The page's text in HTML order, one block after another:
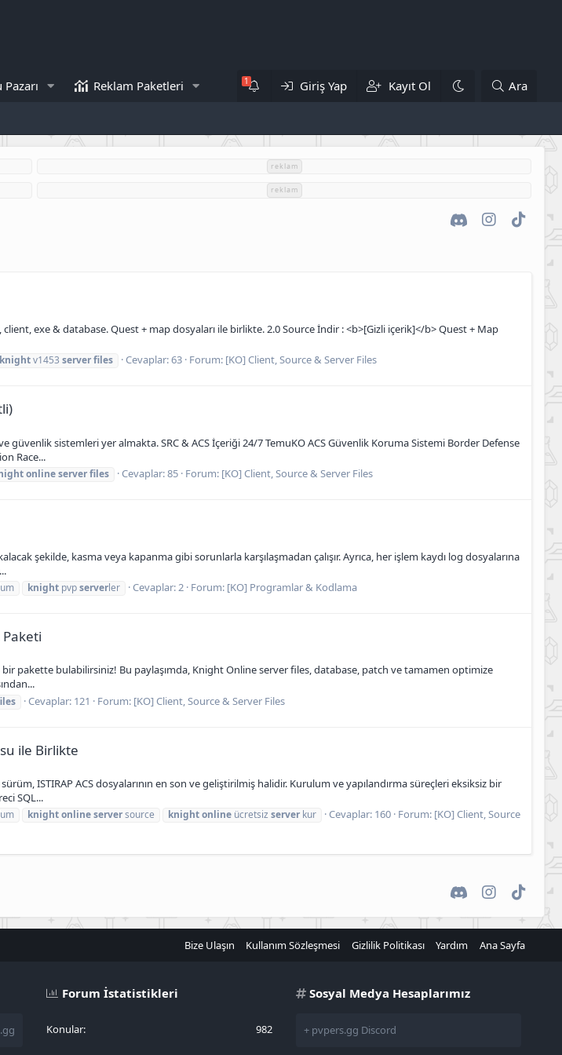
Reklam Paketleri Giriş Yap Kayıt Ol Ara
reklam
reklam
DiscordInstagram
TikTok
exe & database. Quest + map dosyaları ile birlikte. 2.0 Source İndir : <b>[Gizli içerik]</b> Quest + Map
knightv1453 serverfiles Cevaplar: 63 Forum: [KO] Client, Source & Server Files
sistemleri yer almakta. SRC & ACS İçeriği 24/7 TemuKO ACS Güvenlik Koruma Sistemi Border Defense
Race...
onlineserverfiles Cevaplar: 85 Forum: [KO] Client, Source & Server Files
şekilde, kasma veya kapanma gibi sorunlarla karşılaşmadan çalışır. Ayrıca, her işlem kaydı log dosyalarına
knight pvpserverler Cevaplar: 2 Forum: [KO] Programlar & Kodlama
bir pakette bulabilirsiniz! Bu paylaşımda, Knight Online server files, database, patch ve tamamen optimize
Cevaplar: 121 Forum: [KO] Client, Source & Server Files
ile Birlikte
ISTIRAP ACS dosyalarının en son ve geliştirilmiş halidir. Kurulum ve yapılandırma süreçleri eksiksiz bir
SQL...
knightonlineserversource knightonline ücretsiz server kur Cevaplar: 160 Forum: [KO] Client, Source
DiscordInstagram
TikTok
Bize Ulaşın Kullanım Sözleşmesi Gizlilik Politikası Yardım Ana Sayfa
Forum İstatistikleri
Konular 982
Sosyal Medya Hesaplarımız
+ pvpers.gg Discord